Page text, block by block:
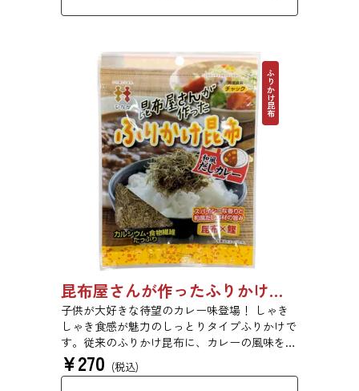
ふりかけ昆布
昆布屋さんが作ったふりかけ昆布和風だしカレー 30g 単品 5袋セット 20袋セット 6988
子供が大好きな待望のカレー味登場！ しゃき
しゃき食感が魅力のしっとりタイプふりかけで
す。従来のふりかけ昆布に、カレーの風味を加
えました。さらに、鰹といった他の和風だし原
料も加え、だしカレー風に仕上げました。昆布
¥270 (税込)